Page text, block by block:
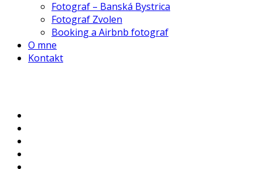
Fotograf – Banská Bystrica
Fotograf Zvolen
Booking a Airbnb fotograf
O mne
Kontakt